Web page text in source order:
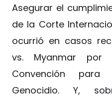
Asegurar el
de la Corte
ocurrió en casos
vs. Myanmar
Convención
Genocidio. Y,